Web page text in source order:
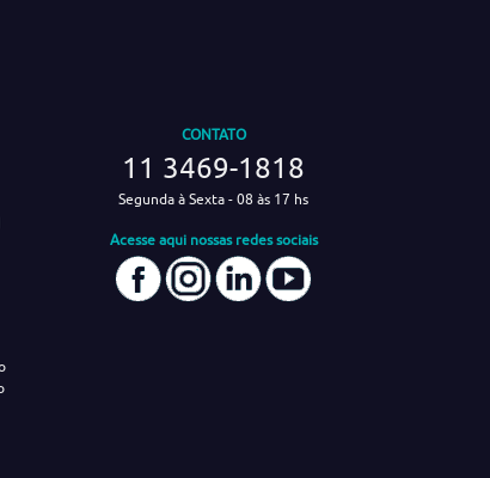
CONTATO
11 3469-1818
Segunda à Sexta - 08 às 17 hs
Acesse aqui nossas redes sociais